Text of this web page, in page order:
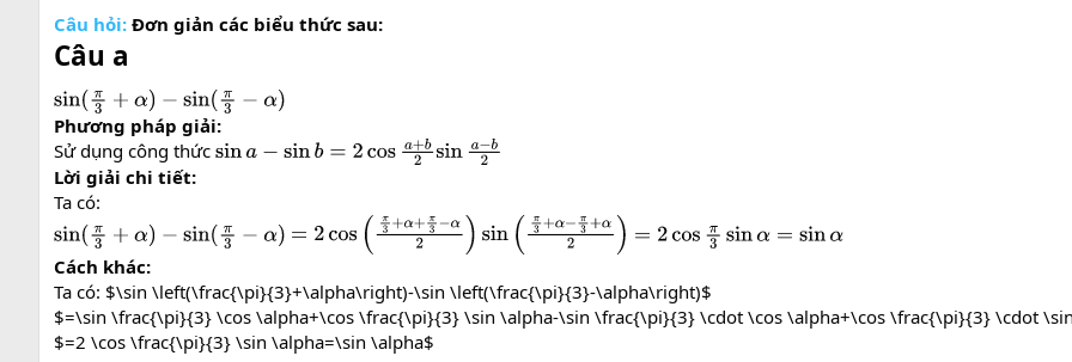
Câu hỏi: Đơn giản các biểu thức sau:
Câu a
sin(π3 +α −sin(π3−α)
Phương pháp giải:
Sử dụng công thức sina− sin b=2cosa + b2sina−b2
Lời giải chi tiết:
Ta có:
sin(π3 +α −sin(π3−α) =2 cos(π 3+α+π3−α2)sin(π3 + α−π3+α2) =2 cosπ3 sinα=sin α
Cách khác:
Ta có: $\sin \left(\frac{\pi}{3}+\alpha\right)-\sin \left(\frac{\pi}{3}-\alpha\right)$
$=\sin \frac{\pi}{3} \cos \alpha+\cos \frac{\pi}{3} \sin \alpha-\sin \frac{\pi}{3} \cdot \cos \alpha+\cos \frac{\pi}{3} \cdot
$=2 \cos \frac{\pi}{3} \sin \alpha=\sin \alpha$